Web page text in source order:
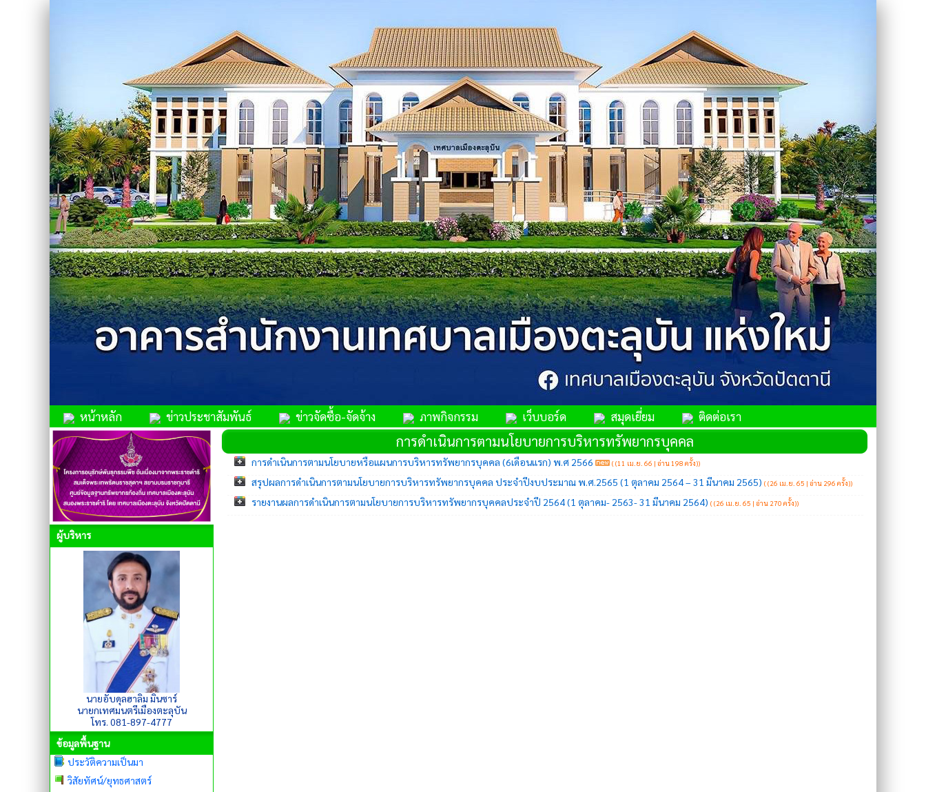
หน้าหลัก ข่าวประชาสัมพันธ์ ข่าวจัดซื้อ-จัดจ้าง ภาพกิจกรรม เว็บบอร์ด สมุดเยี่ยม ติดต่อเรา
ผู้บริหาร
นายอับดุลฮาลิม มินซาร์
นายกเทศมนตรีเมืองตะลุบัน
โทร. 081-897-4777
ข้อมูลพื้นฐาน
ประวัติความเป็นมา
วิสัยทัศน์/ยุทธศาสตร์
การดำเนินการตามนโยบายการบริหารทรัพยากรบุคคล
การดำเนินการตามนโยบายหรือแผนการบริหารทรัพยากรบุคคล (6เดือนแรก) พ.ศ 2566 ((11 เม.ย. 66 | อ่าน 198 ครั้ง))
สรุปผลการดำเนินการตามนโยบายการบริหารทรัพยากรบุคคล ประจำปีงบประมาณ พ.ศ.2565 (1 ตุลาคม 2564 – 31 มีนาคม 2565) ((26 เม.ย. 65 | อ่าน 296 ครั้ง))
รายงานผลการดำเนินการตามนโยบายการบริหารทรัพยากรบุคคลประจำปี 2564 (1 ตุลาคม- 2563- 31 มีนาคม 2564) ((26 เม.ย. 65 | อ่าน 270 ครั้ง))